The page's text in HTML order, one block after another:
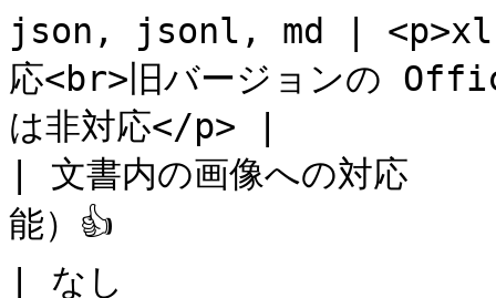
json, jsonl, md |
応<br>旧バージョンの
は非対応</p> |
| 文書内の画像への対応
能）👍
| なし